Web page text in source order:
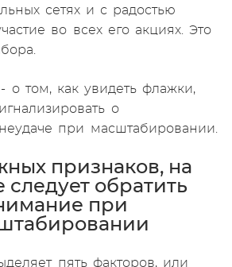
сетях и с радостью
во всех его акциях. Это
- о том, как увидеть флажки,
о
при масштабировании.
признаков, на
следует обратить
при
пять факторов, или